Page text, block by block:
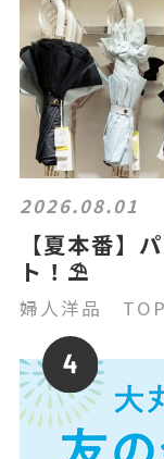
2026.08.01
【夏本番】
ト！⛱️
婦人洋品